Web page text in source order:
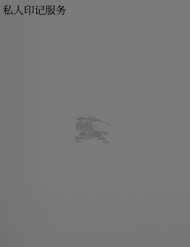
私人印记服务